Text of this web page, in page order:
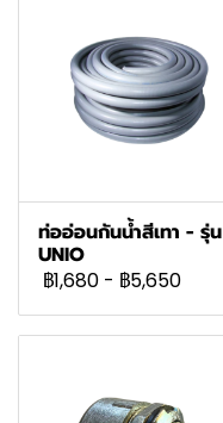
ท่ออ่อนกันน้ำสีเทา - รุ่น
UNIO
฿1,680 - ฿5,650